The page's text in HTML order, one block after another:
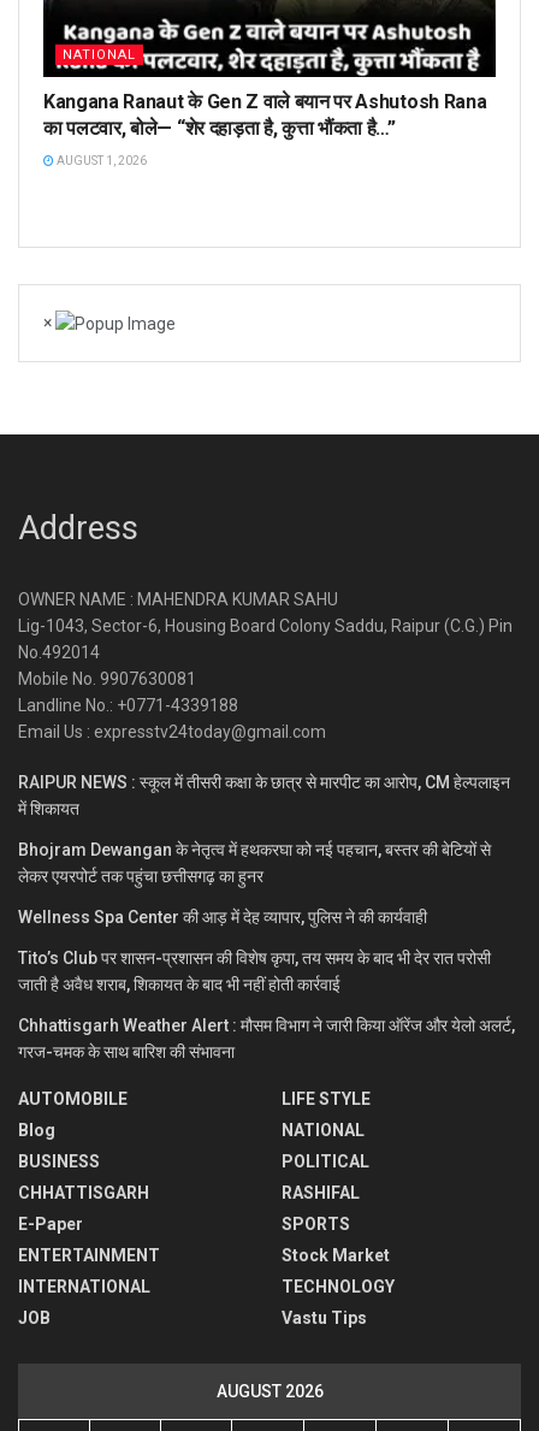
NATIONAL
Kangana Ranaut के Gen Z वाले बयान पर Ashutosh Rana
का पलटवार, बोले— “शेर दहाड़ता है, कुत्ता भौंकता है…”
AUGUST 1, 2026
×
Address
OWNER NAME : MAHENDRA KUMAR SAHU
Lig-1043, Sector-6, Housing Board Colony Saddu, Raipur (C.G.) Pin
No.492014
Mobile No. 9907630081
Landline No.: +0771-4339188
Email Us : expresstv24today@gmail.com
RAIPUR NEWS : स्कूल में तीसरी कक्षा के छात्र से मारपीट का आरोप, CM हेल्पलाइन
में शिकायत
Bhojram Dewangan के नेतृत्व में हथकरघा को नई पहचान, बस्तर की बेटियों से
लेकर एयरपोर्ट तक पहुंचा छत्तीसगढ़ का हुनर
Wellness Spa Center की आड़ में देह व्यापार, पुलिस ने की कार्यवाही
Tito’s Club पर शासन-प्रशासन की विशेष कृपा, तय समय के बाद भी देर रात परोसी
जाती है अवैध शराब, शिकायत के बाद भी नहीं होती कार्रवाई
Chhattisgarh Weather Alert : मौसम विभाग ने जारी किया ऑरेंज और येलो अलर्ट,
गरज-चमक के साथ बारिश की संभावना
AUTOMOBILE
Blog
BUSINESS
CHHATTISGARH
E-Paper
ENTERTAINMENT
INTERNATIONAL
JOB
LIFE STYLE
NATIONAL
POLITICAL
RASHIFAL
SPORTS
Stock Market
TECHNOLOGY
Vastu Tips
AUGUST 2026